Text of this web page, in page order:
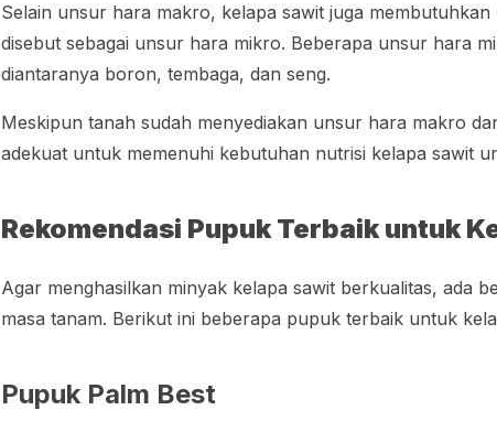
Selain unsur hara makro, kelapa sawit juga
disebut sebagai unsur hara mikro. Beberapa unsur hara
diantaranya boron, tembaga, dan seng.
Meskipun tanah sudah menyediakan unsur hara makro
adekuat untuk memenuhi kebutuhan nutrisi kelapa sawit
Rekomendasi Pupuk Terbaik untuk
Agar menghasilkan minyak kelapa sawit berkualitas, ada
masa tanam. Berikut ini beberapa pupuk terbaik untuk
Pupuk Palm Best